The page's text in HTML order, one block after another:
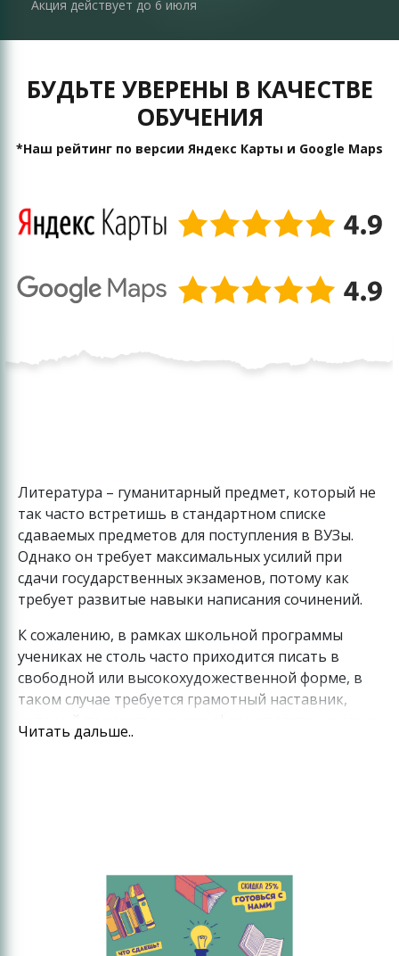
Акция действует до 6 июля
БУДЬТЕ УВЕРЕНЫ В КАЧЕСТВЕ
ОБУЧЕНИЯ
*Наш рейтинг по версии Яндекс Карты и Google Maps
Литература – гуманитарный предмет, который не
так часто встретишь в стандартном списке
сдаваемых предметов для поступления в ВУЗы.
Однако он требует максимальных усилий при
сдачи государственных экзаменов, потому как
требует развитые навыки написания сочинений.
К сожалению, в рамках школьной программы
учениках не столь часто приходится писать в
свободной или высокохудожественной форме, в
таком случае требуется грамотный наставник,
сохранить индивидуальность.
спецификой данного предмета, мы особое
внимание уделяем умению заинтересовать
ученика и выстроить с ним эвристическую беседу
(диалог при котором преподаватель не сообщает
Читать дальше..